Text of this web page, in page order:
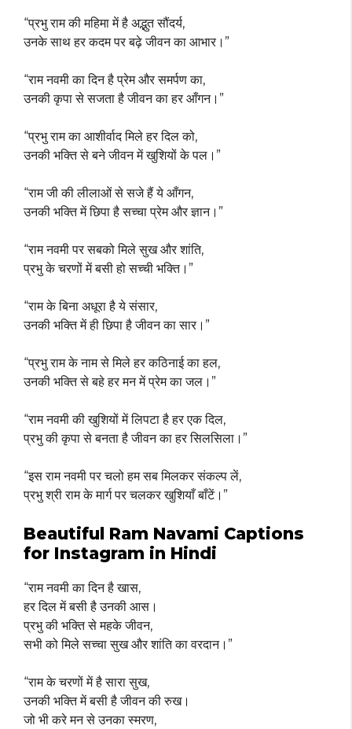
“प्रभु राम की महिमा में है अद्भुत सौंदर्य,
उनके साथ हर कदम पर बढ़े जीवन का आभार।”
“राम नवमी का दिन है प्रेम और समर्पण का,
उनकी कृपा से सजता है जीवन का हर आँगन।”
“प्रभु राम का आशीर्वाद मिले हर दिल को,
उनकी भक्ति से बने जीवन में खुशियों के पल।”
“राम जी की लीलाओं से सजे हैं ये आँगन,
उनकी भक्ति में छिपा है सच्चा प्रेम और ज्ञान।”
“राम नवमी पर सबको मिले सुख और शांति,
प्रभु के चरणों में बसी हो सच्ची भक्ति।”
“राम के बिना अधूरा है ये संसार,
उनकी भक्ति में ही छिपा है जीवन का सार।”
“प्रभु राम के नाम से मिले हर कठिनाई का हल,
उनकी भक्ति से बहे हर मन में प्रेम का जल।”
“राम नवमी की खुशियों में लिपटा है हर एक दिल,
प्रभु की कृपा से बनता है जीवन का हर सिलसिला।”
“इस राम नवमी पर चलो हम सब मिलकर संकल्प लें,
प्रभु श्री राम के मार्ग पर चलकर खुशियाँ बाँटें।”
Beautiful Ram Navami Captions
for Instagram in Hindi
“राम नवमी का दिन है खास,
हर दिल में बसी है उनकी आस।
प्रभु की भक्ति से महके जीवन,
सभी को मिले सच्चा सुख और शांति का वरदान।”
“राम के चरणों में है सारा सुख,
उनकी भक्ति में बसी है जीवन की रुख।
जो भी करे मन से उनका स्मरण,